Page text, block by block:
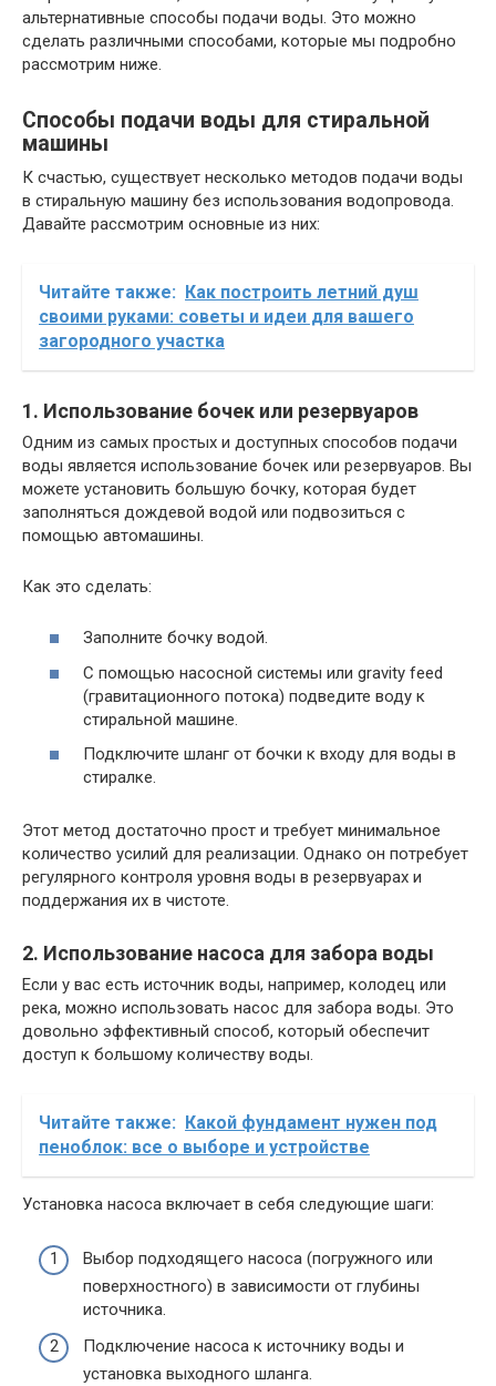
альтернативные способы подачи воды. Это можно
сделать различными способами, которые мы подробно
рассмотрим ниже.
Способы подачи воды для стиральной
машины
К счастью, существует несколько методов подачи воды
в стиральную машину без использования водопровода.
Давайте рассмотрим основные из них:
Читайте также: Как построить летний душ
своими руками: советы и идеи для вашего
загородного участка
1. Использование бочек или резервуаров
Одним из самых простых и доступных способов подачи
воды является использование бочек или резервуаров. Вы
можете установить большую бочку, которая будет
заполняться дождевой водой или подвозиться с
помощью автомашины.
Как это сделать:
Заполните бочку водой.
С помощью насосной системы или gravity feed
(гравитационного потока) подведите воду к
стиральной машине.
Подключите шланг от бочки к входу для воды в
стиралке.
Этот метод достаточно прост и требует минимальное
количество усилий для реализации. Однако он потребует
регулярного контроля уровня воды в резервуарах и
поддержания их в чистоте.
2. Использование насоса для забора воды
Если у вас есть источник воды, например, колодец или
река, можно использовать насос для забора воды. Это
довольно эффективный способ, который обеспечит
доступ к большому количеству воды.
Читайте также:
Какой фундамент нужен под
пеноблок: все о выборе и устройстве
Установка насоса включает в себя следующие шаги:
Выбор подходящего насоса (погружного или
поверхностного) в зависимости от глубины
источника.
Подключение насоса к источнику воды и
установка выходного шланга.